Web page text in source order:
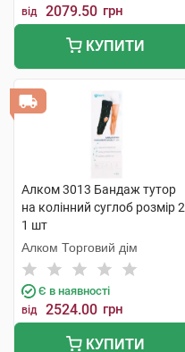
від 2079.50 грн
КУПИТИ
Алком 3013 Бандаж тутор
на колінний суглоб розмір 2
1 шт
Алком Торговий дім
Є в наявності
від 2524.00 грн
КУПИТИ